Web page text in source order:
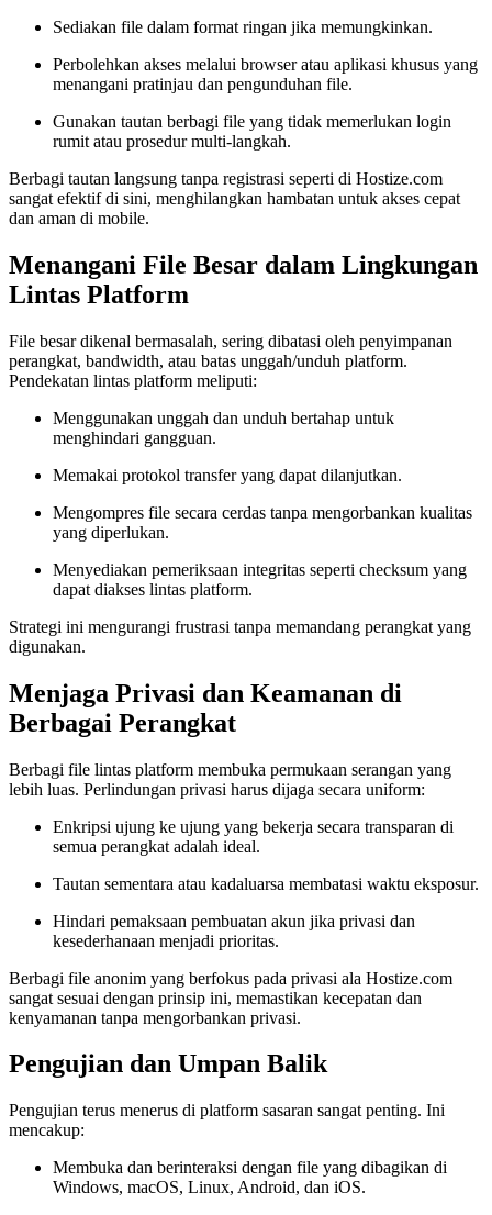
Sediakan file dalam format ringan jika memungkinkan.
Perbolehkan akses melalui browser atau aplikasi khusus yang
menangani pratinjau dan pengunduhan file.
Gunakan tautan berbagi file yang tidak memerlukan login
rumit atau prosedur multi-langkah.
Berbagi tautan langsung tanpa registrasi seperti di Hostize.com
sangat efektif di sini, menghilangkan hambatan untuk akses cepat
dan aman di mobile.
Menangani File Besar dalam Lingkungan
Lintas Platform
File besar dikenal bermasalah, sering dibatasi oleh penyimpanan
perangkat, bandwidth, atau batas unggah/unduh platform.
Pendekatan lintas platform meliputi:
Menggunakan unggah dan unduh bertahap untuk
menghindari gangguan.
Memakai protokol transfer yang dapat dilanjutkan.
Mengompres file secara cerdas tanpa mengorbankan kualitas
yang diperlukan.
Menyediakan pemeriksaan integritas seperti checksum yang
dapat diakses lintas platform.
Strategi ini mengurangi frustrasi tanpa memandang perangkat yang
digunakan.
Menjaga Privasi dan Keamanan di
Berbagai Perangkat
Berbagi file lintas platform membuka permukaan serangan yang
lebih luas. Perlindungan privasi harus dijaga secara uniform:
Enkripsi ujung ke ujung yang bekerja secara transparan di
semua perangkat adalah ideal.
Tautan sementara atau kadaluarsa membatasi waktu eksposur.
Hindari pemaksaan pembuatan akun jika privasi dan
kesederhanaan menjadi prioritas.
Berbagi file anonim yang berfokus pada privasi ala Hostize.com
sangat sesuai dengan prinsip ini, memastikan kecepatan dan
kenyamanan tanpa mengorbankan privasi.
Pengujian dan Umpan Balik
Pengujian terus menerus di platform sasaran sangat penting. Ini
mencakup:
Membuka dan berinteraksi dengan file yang dibagikan di
Windows, macOS, Linux, Android, dan iOS.